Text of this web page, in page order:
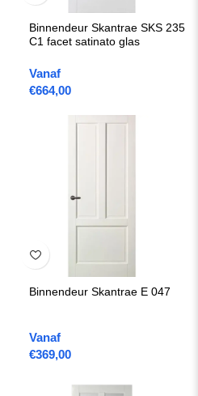
Binnendeur Skantrae SKS 235
C1 facet satinato glas
Vanaf
€664,00
Binnendeur Skantrae E 047
Vanaf
€369,00